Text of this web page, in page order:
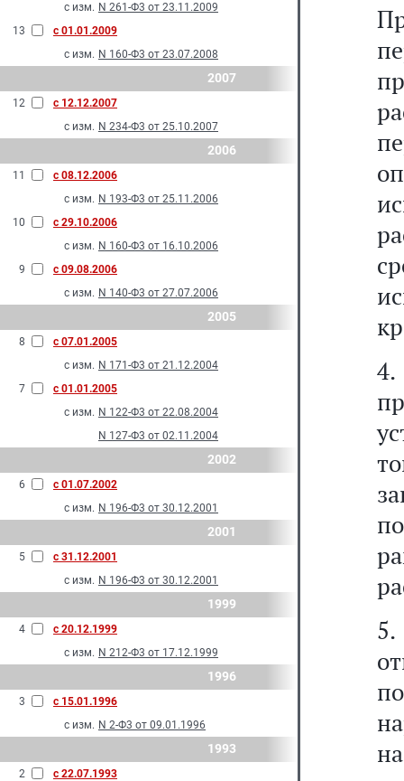
с изм. N 261-Ф3 от 23.11.2009
13
с 01.01.2009
с изм. N 160-Ф3 от 23.07.2008
2007
12
с 12.12.2007
с изм. N 234-Ф3 от 25.10.2007
2006
11
с 08.12.2006
с изм. N 193-Ф3 от 25.11.2006
10
с 29.10.2006
с изм. N 160-Ф3 от 16.10.2006
9
с 09.08.2006
с изм. N 140-Ф3 от 27.07.2006
2005
8
с 07.01.2005
с изм. N 171-Ф3 от 21.12.2004
7
с 01.01.2005
с изм. N 122-Ф3 от 22.08.2004
N 127-Ф3 от 02.11.2004
2002
6
с 01.07.2002
с изм. N 196-Ф3 от 30.12.2001
2001
5
с 31.12.2001
с изм. N 196-Ф3 от 30.12.2001
1999
4
с 20.12.1999
с изм. N 212-Ф3 от 17.12.1999
1996
3
с 15.01.1996
с изм. N 2-Ф3 от 09.01.1996
1993
2
с 22.07.1993